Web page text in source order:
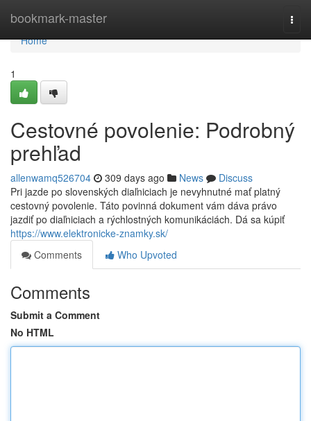
bookmark-master
Home
Home
1
Cestovné povolenie: Podrobný
prehľad
allenwamq526704 309 days ago News
Discuss
Pri jazde po slovenských diaľniciach je nevyhnutné mať platný
cestovný povolenie. Táto povinná dokument vám dáva právo
jazdiť po diaľniciach a rýchlostných komunikáciách. Dá sa kúpiť
https://www.elektronicke-znamky.sk/
Comments
Who Upvoted
Comments
Submit a Comment
No HTML